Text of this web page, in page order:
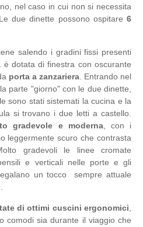
nel caso in cui non si necessita
due dinette possono ospitare 6
salendo i gradini fissi presenti
è dotata di finestra con oscurante
porta a zanzariera. Entrando nel
parte "giorno" con le due dinette,
sono stati sistemati la cucina e la
si trovano i due letti a castello.
gradevole e moderna, con i
leggermente scuro che contrasta
gradevoli le linee cromate
e verticali nelle porte e gli
un tocco sempre attuale
di ottimi cuscini ergonomici,
comodi sia durante il viaggio che